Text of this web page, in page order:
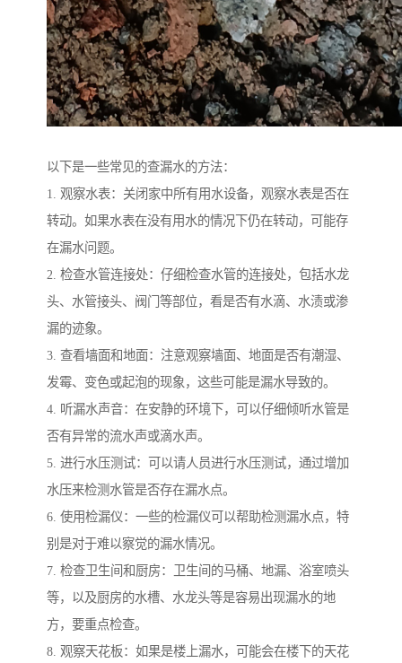
以下是一些常见的查漏水的方法：
1. 观察水表：关闭家中所有用水设备，观察水表是否在
转动。如果水表在没有用水的情况下仍在转动，可能存
在漏水问题。
2. 检查水管连接处：仔细检查水管的连接处，包括水龙
头、水管接头、阀门等部位，看是否有水滴、水渍或渗
漏的迹象。
3. 查看墙面和地面：注意观察墙面、地面是否有潮湿、
发霉、变色或起泡的现象，这些可能是漏水导致的。
4. 听漏水声音：在安静的环境下，可以仔细倾听水管是
否有异常的流水声或滴水声。
5. 进行水压测试：可以请人员进行水压测试，通过增加
水压来检测水管是否存在漏水点。
6. 使用检漏仪：一些的检漏仪可以帮助检测漏水点，特
别是对于难以察觉的漏水情况。
7. 检查卫生间和厨房：卫生间的马桶、地漏、浴室喷头
等，以及厨房的水槽、水龙头等是容易出现漏水的地
方，要重点检查。
8. 观察天花板：如果是楼上漏水，可能会在楼下的天花